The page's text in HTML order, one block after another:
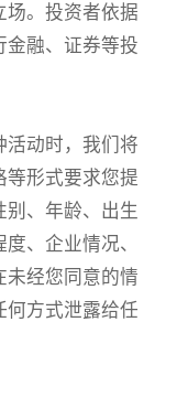
场。投资者依据
金融、证券等投
活动时，我们将
等形式要求您提
、年龄、出生
、企业情况、
未经您同意的情
何方式泄露给任